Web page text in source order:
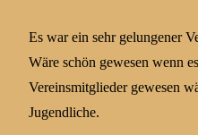
Es war ein sehr gelungener
Wäre schön gewesen wenn
Vereinsmitglieder gewesen
Jugendliche.